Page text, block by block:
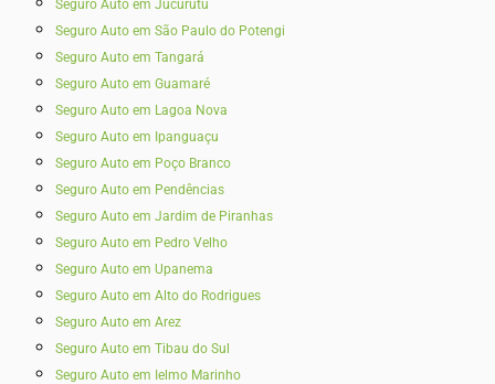
Seguro Auto em Jucurutu
Seguro Auto em São Paulo do Potengi
Seguro Auto em Tangará
Seguro Auto em Guamaré
Seguro Auto em Lagoa Nova
Seguro Auto em Ipanguaçu
Seguro Auto em Poço Branco
Seguro Auto em Pendências
Seguro Auto em Jardim de Piranhas
Seguro Auto em Pedro Velho
Seguro Auto em Upanema
Seguro Auto em Alto do Rodrigues
Seguro Auto em Arez
Seguro Auto em Tibau do Sul
Seguro Auto em Ielmo Marinho